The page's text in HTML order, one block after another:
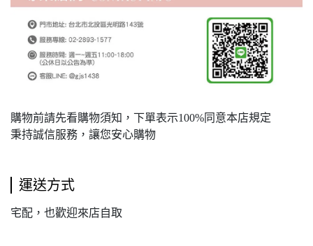
購物前請先看購物須知，下單表示100%同意本店規定
秉持誠信服務，讓您安心購物
運送方式
宅配，也歡迎來店自取